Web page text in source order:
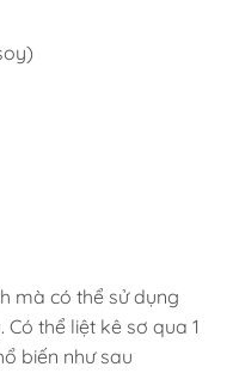
mà có thể sử dụng
thể liệt kê sơ qua 1
biến như sau